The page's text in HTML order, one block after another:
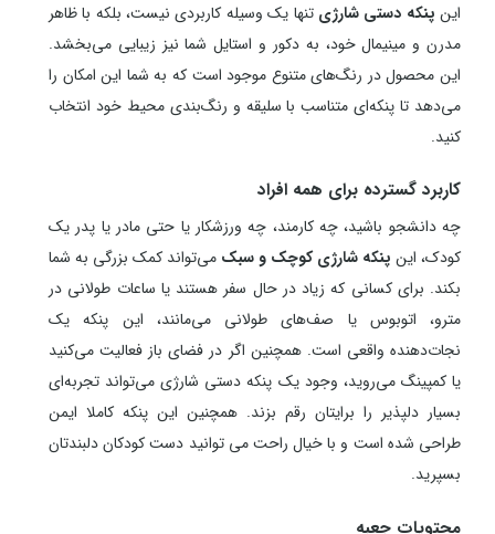
این پنکه دستی شارژی تنها یک وسیله کاربردی نیست، بلکه با ظاهر
مدرن و مینیمال خود، به دکور و استایل شما نیز زیبایی می‌بخشد.
این محصول در رنگ‌های متنوع موجود است که به شما این امکان را
می‌دهد تا پنکه‌ای متناسب با سلیقه و رنگ‌بندی محیط خود انتخاب
کنید.
کاربرد گسترده برای همه افراد
چه دانشجو باشید، چه کارمند، چه ورزشکار یا حتی مادر یا پدر یک
کودک، این پنکه شارژی کوچک و سبک می‌تواند کمک بزرگی به شما
بکند. برای کسانی که زیاد در حال سفر هستند یا ساعات طولانی در
مترو، اتوبوس یا صف‌های طولانی می‌مانند، این پنکه یک
نجات‌دهنده واقعی است. همچنین اگر در فضای باز فعالیت می‌کنید
یا کمپینگ می‌روید، وجود یک پنکه دستی شارژی می‌تواند تجربه‌ای
بسیار دلپذیر را برایتان رقم بزند. همچنین این پنکه کاملا ایمن
طراحی شده است و با خیال راحت می توانید دست کودکان دلبندتان
بسپرید.
محتویات جعبه